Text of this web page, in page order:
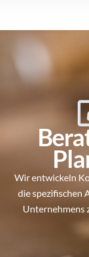
Wir entwickeln
die spezifischen
Unternehmens